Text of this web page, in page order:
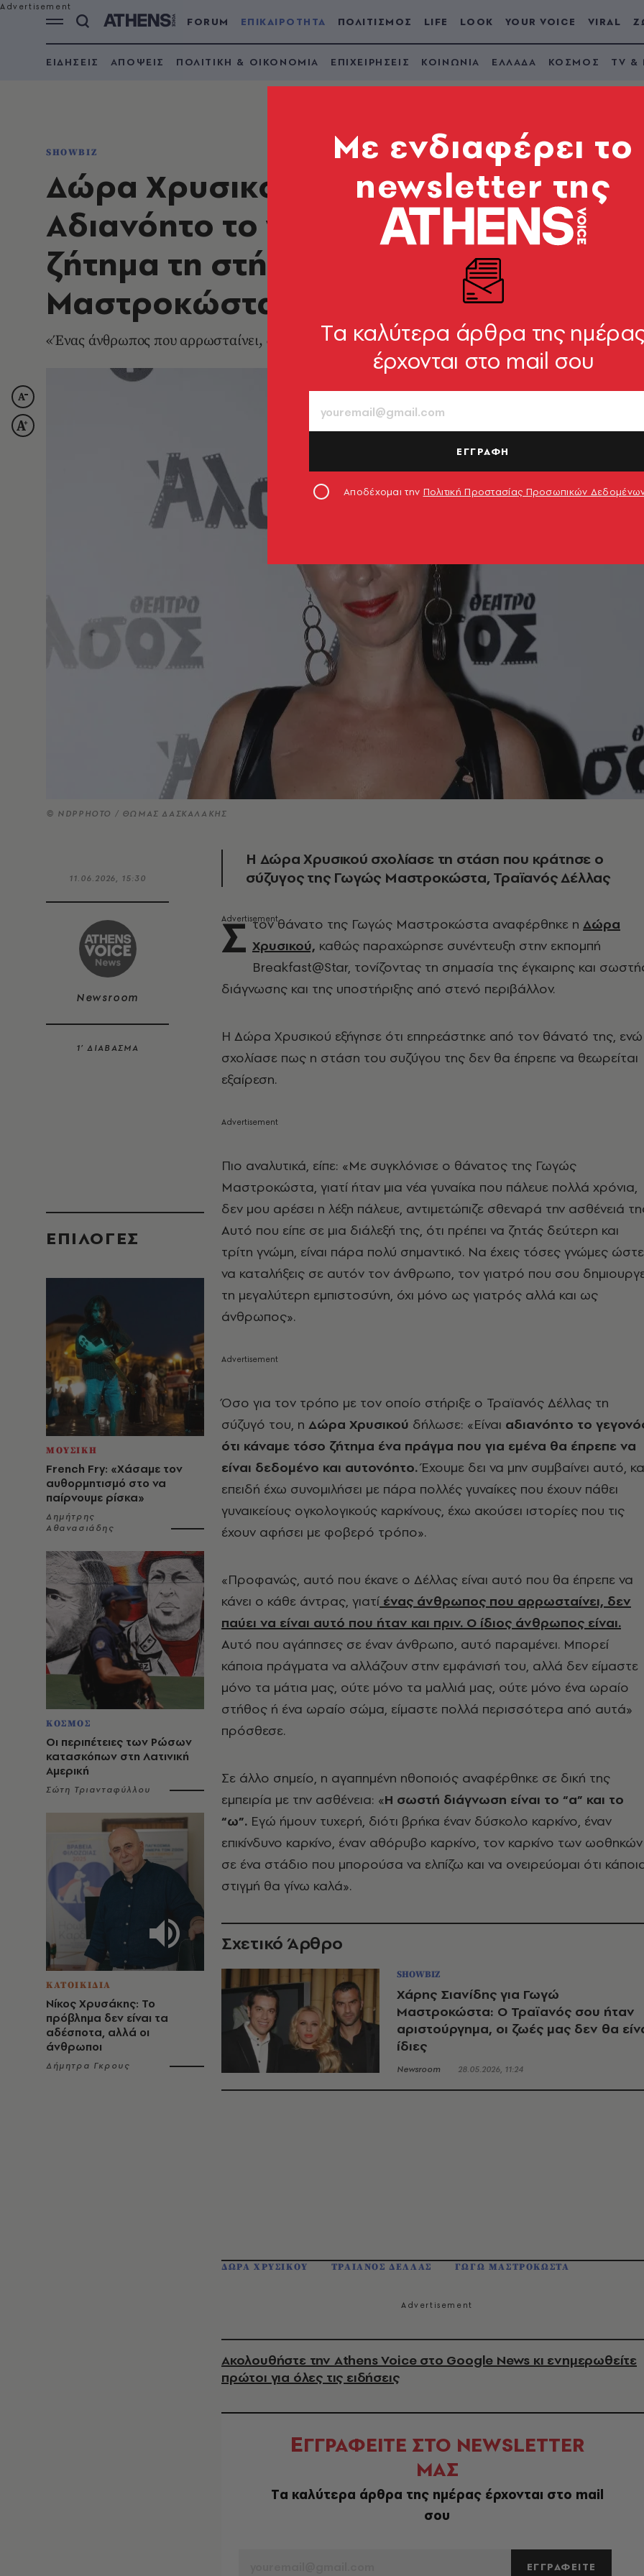
FORUM ΕΠΙΚΑΙΡΟΤΗΤΑ ΠΟΛΙΤΙΣΜΟΣ LIFE LOOK YOUR VOICE VIRAL
ΕΙΔΗΣΕΙΣ ΑΠΟΨΕΙΣ ΠΟΛΙΤΙΚΗ & ΟΙΚΟΝΟΜΙΑ ΕΠΙΧΕΙΡΗΣΕΙΣ ΚΟΙΝΩΝΙΑ ΕΛΛΑΔΑ ΚΟΣΜΟΣ TV &
SHOWBIZ
Δώρα Χρυσικού για Τραϊανό Δέλλα:
Αδιανόητο το γεγονός ότι κάναμε
ζήτημα τη στήριξή του στη Γωγώ
Μαστροκώστα
«Ένας άνθρωπος που αρρωσταίνει, δεν παύει να είναι αυτό που ήταν και πριν»
© NDPPHOTO / ΘΩΜΑΣ ΔΑΣΚΑΛΑΚΗΣ
11.06.2026, 15:30
Newsroom
1’ ΔΙΑΒΑΣΜΑ
EΠΙΛΟΓΈΣ
ΜΟΥΣΙΚΗ
French Fry: «Χάσαμε τον
αυθορμητισμό στο να
παίρνουμε ρίσκα»
Δημήτρης
Αθανασιάδης
ΚΟΣΜΟΣ
Οι περιπέτειες των Ρώσων
κατασκόπων στη Λατινική
Αμερική
Σώτη Τριανταφύλλου
ΚΑΤΟΙΚΙΔΙΑ
Νίκος Χρυσάκης: Το
πρόβλημα δεν είναι τα
αδέσποτα, αλλά οι
άνθρωποι
Δήμητρα Γκρους
Η Δώρα Χρυσικού σχολίασε τη στάση που κράτησε ο
σύζυγος της Γωγώς Μαστροκώστα, Τραϊανός Δέλλας
Σ τον θάνατο της Γωγώς Μαστροκώστα αναφέρθηκε η Δώρα
Χρυσικού, καθώς παραχώρησε συνέντευξη στην εκπομπή
Breakfast@Star, τονίζοντας τη σημασία της έγκαιρης και
διάγνωσης και της υποστήριξης από στενό περιβάλλον.
Η Δώρα Χρυσικού εξήγησε ότι επηρεάστηκε από τον θάνατό της, ενώ
σχολίασε πως η στάση του συζύγου της δεν θα έπρεπε να θεωρείται
εξαίρεση.
Πιο αναλυτικά, είπε: «Με συγκλόνισε ο θάνατος της Γωγώς
Μαστροκώστα, γιατί ήταν μια νέα γυναίκα που πάλευε πολλά χρόνια,
δεν μου αρέσει η λέξη πάλευε, αντιμετώπιζε σθεναρά την ασθένειά
Αυτό που είπε σε μια διάλεξή της, ότι πρέπει να ζητάς δεύτερη και
τρίτη γνώμη, είναι πάρα πολύ σημαντικό. Να έχεις τόσες γνώμες ώστε
να καταλήξεις σε αυτόν τον άνθρωπο, τον γιατρό που σου
τη μεγαλύτερη εμπιστοσύνη, όχι μόνο ως γιατρός αλλά και ως
άνθρωπος».
Όσο για τον τρόπο με τον οποίο στήριξε ο Τραϊανός Δέλλας τη
σύζυγό του, η Δώρα Χρυσικού δήλωσε: «Είναι αδιανόητο το
ότι κάναμε τόσο ζήτημα ένα πράγμα που για εμένα θα έπρεπε να
είναι δεδομένο και αυτονόητο.Έχουμε δει να μην συμβαίνει αυτό,
επειδή έχω συνομιλήσει με πάρα πολλές γυναίκες που έχουν πάθει
γυναικείους ογκολογικούς καρκίνους, έχω ακούσει ιστορίες που τις
έχουν αφήσει με φοβερό τρόπο».
«Προφανώς, αυτό που έκανε ο Δέλλας είναι αυτό που θα έπρεπε να
κάνει ο κάθε άντρας, γιατί ένας άνθρωπος που αρρωσταίνει, δεν
παύει να είναι αυτό που ήταν και πριν. Ο ίδιος άνθρωπος είναι.
Αυτό που αγάπησες σε έναν άνθρωπο, αυτό παραμένει. Μπορεί
κάποια πράγματα να αλλάζουν στην εμφάνισή του, αλλά δεν είμαστε
μόνο τα μάτια μας, ούτε μόνο τα μαλλιά μας, ούτε μόνο ένα ωραίο
στήθος ή ένα ωραίο σώμα, είμαστε πολλά περισσότερα από αυτά»
πρόσθεσε.
Σε άλλο σημείο, η αγαπημένη ηθοποιός αναφέρθηκε σε δική της
εμπειρία με την ασθένεια: «Η σωστή διάγνωση είναι το “α” και το
“ω”. Εγώ ήμουν τυχερή, διότι βρήκα έναν δύσκολο καρκίνο, έναν
επικίνδυνο καρκίνο, έναν αθόρυβο καρκίνο, τον καρκίνο των ωοθηκών
σε ένα στάδιο που μπορούσα να ελπίζω και να ονειρεύομαι ότι
στιγμή θα γίνω καλά».
Σχετικό Άρθρο
SHOWBIZ
Χάρης Σιανίδης για Γωγώ
Μαστροκώστα: Ο Τραϊανός σου ήταν
αριστούργημα, οι ζωές μας δεν θα
ίδιες
Newsroom 28.05.2026, 11:24
ΔΩΡΑ ΧΡΥΣΙΚΟΥ ΤΡΑΙΑΝΟΣ ΔΕΛΛΑΣ ΓΩΓΩ ΜΑΣΤΡΟΚΩΣΤΑ
Ακολουθήστε την Athens Voice στο Google News κι ενημερωθείτε
πρώτοι για όλες τις ειδήσεις
ΕΓΓΡΑΦΕΙΤΕ ΣΤΟ NEWSLETTER
ΜΑΣ
Tα καλύτερα άρθρα της ημέρας έρχονται στο mail
σου
ΕΓΓΡΑΦΕΙΤΕ
Mε ενδιαφέρει το
newsletter της
Tα καλύτερα άρθρα της
έρχονται στο mail σου
ΕΓΓΡΑΦΗ
Αποδέχομαι την Πολιτική Προστασίας Προσωπικών